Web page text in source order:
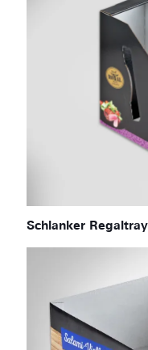
Schlanker